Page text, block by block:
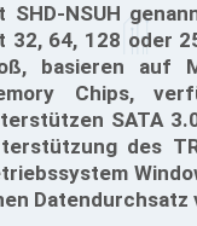
SHD-NSUH
32, 64, 128 oder
basieren auf
Chips,
SATA
des
Datendurchsatz